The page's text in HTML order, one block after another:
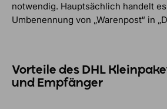
notwendig. Hauptsächlich handelt
Umbenennung von „Warenpost“ in
Vorteile des DHL
und Empfänger